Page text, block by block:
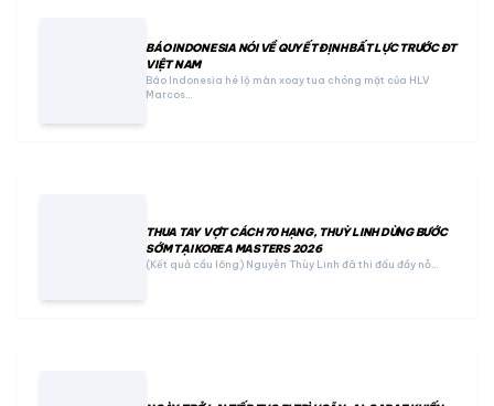
BÁO INDONESIA NÓI VỀ QUYẾT ĐỊNH BẤT LỰC TRƯỚC ĐT
VIỆT NAM
Báo Indonesia hé lộ màn xoay tua chóng mặt của HLV
Marcos…
THUA TAY VỢT CÁCH 70 HẠNG, THUỲ LINH DỪNG BƯỚC
SỚM TẠI KOREA MASTERS 2026
(Kết quả cầu lông) Nguyễn Thùy Linh đã thi đấu đầy nỗ…